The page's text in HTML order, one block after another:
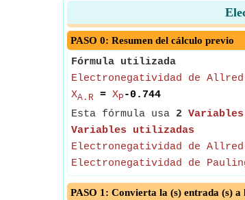
PASO 0: Resumen del cálculo previo
Fórmula utilizada
Electronegatividad de Allred-
XA.R = XP -0.744
Esta fórmula usa 2 Variables
Variables utilizadas
Electronegatividad de Allred-
Electronegatividad de
PASO 1: Convierta la (s) entrada (s) a